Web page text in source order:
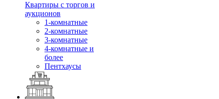
Квартиры с торгов и
аукционов
1-комнатные
2-комнатные
3-комнатные
4-комнатные и
более
Пентхаусы